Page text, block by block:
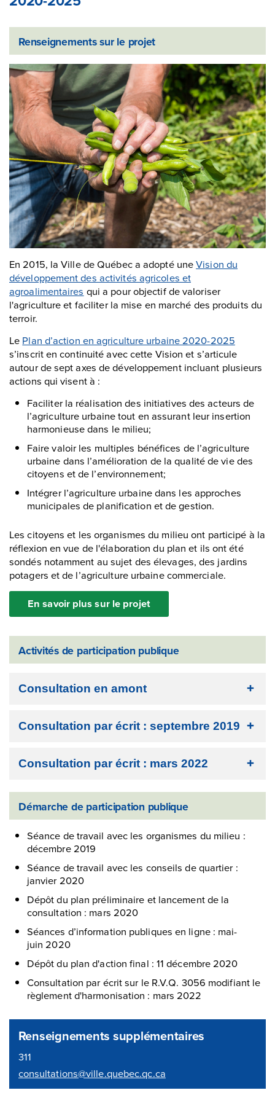
Renseignements sur le projet
En 2015, la Ville de Québec a adopté uneVision du
développement des activités agricoles et
agroalimentaires qui a pour objectif de valoriser
l'agriculture et faciliter la mise en marché des produits du
terroir.
Le Plan d’action en agriculture urbaine 2020-2025
s’inscrit en continuité avec cette Vision et s’articule
autour de sept axes de développement incluant plusieurs
actions qui visent à :
Faciliter la réalisation des initiatives des acteurs de
l’agriculture urbaine tout en assurant leur insertion
harmonieuse dans le milieu;
Faire valoir les multiples bénéfices de l’agriculture
urbaine dans l’amélioration de la qualité de vie des
citoyens et de l’environnement;
Intégrer l’agriculture urbaine dans les approches
municipales de planification et de gestion.
Les citoyens et les organismes du milieu ont participé à la
réflexion en vue de l'élaboration du plan et ils ont été
sondés notamment au sujet des élevages, des jardins
potagers et de l’agriculture urbaine commerciale.
En savoir plus sur le projet
Activités de participation publique
Consultation en amont
Consultation par écrit : septembre 2019
Consultation par écrit : mars 2022
Démarche de participation publique
Séance de travail avec les organismes du milieu :
décembre 2019
Séance de travail avec les conseils de quartier :
janvier 2020
Dépôt du plan préliminaire et lancement de la
consultation : mars 2020
Séances d’information publiques en ligne : mai-
juin 2020
Dépôt du plan d'action final : 11 décembre 2020
Consultation par écrit sur le R.V.Q. 3056 modifiant le
règlement d'harmonisation : mars 2022
Renseignements supplémentaires
311
consultations@ville.quebec.qc.ca